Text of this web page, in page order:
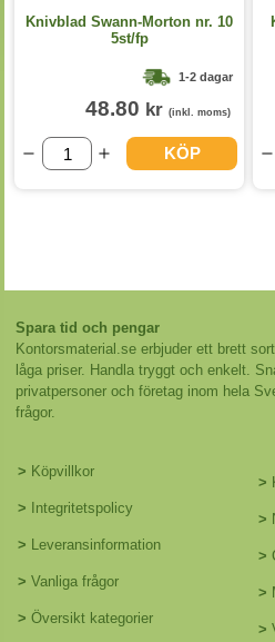
Knivblad Swann-Morton nr. 10
5st/fp
1-2 dagar
48.80 kr (inkl. moms)
KÖP
Spara tid och pengar
Kontorsmaterial.se erbjuder ett brett
låga priser. Handla tryggt och enkelt.
privatpersoner och företag inom hela
frågor.
> Köpvillkor
> Integritetspolicy
> Leveransinformation
> Vanliga frågor
> Översikt kategorier
>
>
>
>
>